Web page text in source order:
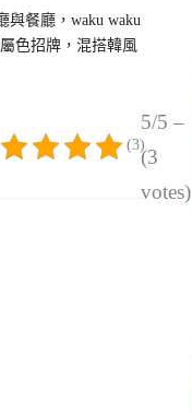
與餐廳，waku waku
色招牌，混搭韓風
5/5 –
(3
votes)
(3)